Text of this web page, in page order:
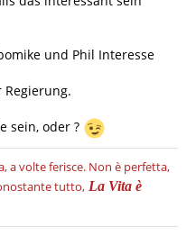
und Phil Interesse
sein, oder ?
a volte ferisce. Non è perfetta,
tutto, La Vita è